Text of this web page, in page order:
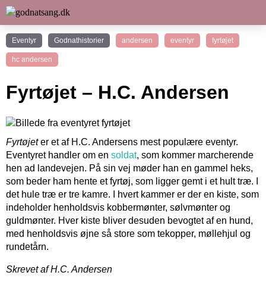
Eventyr Godnathistorier andersen eventyr fyrtøjet
hc andersen
Fyrtøjet – H.C. Andersen
Fyrtøjeter et af H.C. Andersens mest populære eventyr.
Eventyret handler om en soldat, som kommer marcherende
hen ad landevejen. På sin vej møder han en gammel heks,
som beder ham hente et fyrtøj, som ligger gemt i et hult træ. I
det hule træ er tre kamre. I hvert kammer er der en kiste, som
indeholder henholdsvis kobbermønter, sølvmønter og
guldmønter. Hver kiste bliver desuden bevogtet af en hund,
med henholdsvis øjne så store som tekopper, møllehjul og
rundetårn.
Skrevet af H.C. Andersen